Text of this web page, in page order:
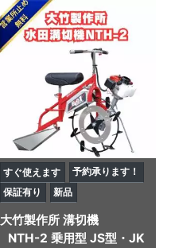
すぐ使えます
予約承ります！
保証有り
新品
大竹製作所 溝切機
NTH-2 乗用型 JS型・JK